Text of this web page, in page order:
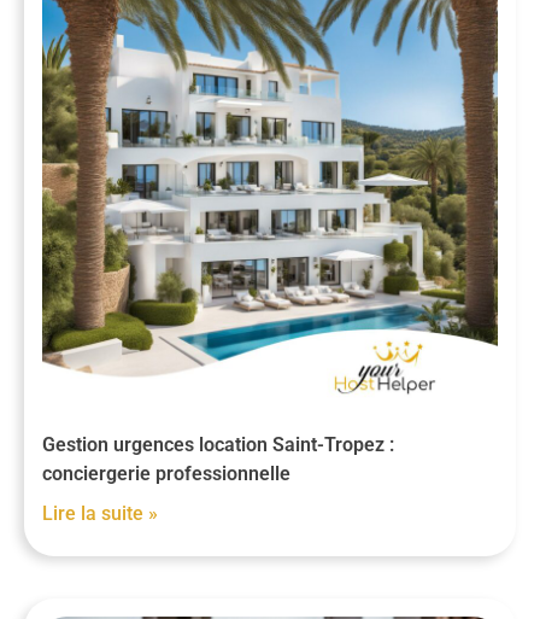
Gestion urgences location Saint-Tropez :
conciergerie professionnelle
Lire la suite »